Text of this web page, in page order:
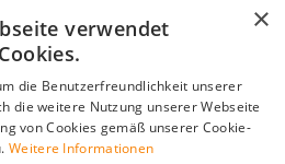
×
verwendet
Cookies.
die Benutzerfreundlichkeit unserer
die weitere Nutzung unserer Webseite
von Cookies gemäß unserer Cookie-
Weitere Informationen